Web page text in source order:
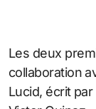
Les deux
collaboration
Lucid, écrit